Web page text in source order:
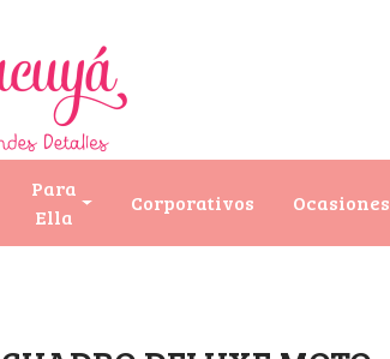
Para
Ella
Corporativos Ocasiones